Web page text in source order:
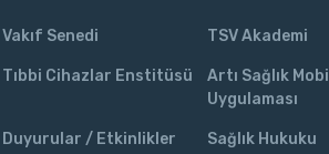
Vakıf Senedi TSV Akademi
Tıbbi Cihazlar Enstitüsü
Artı Sağlık Mobil
Uygulaması
Duyurular / Etkinlikler Sağlık Hukuku